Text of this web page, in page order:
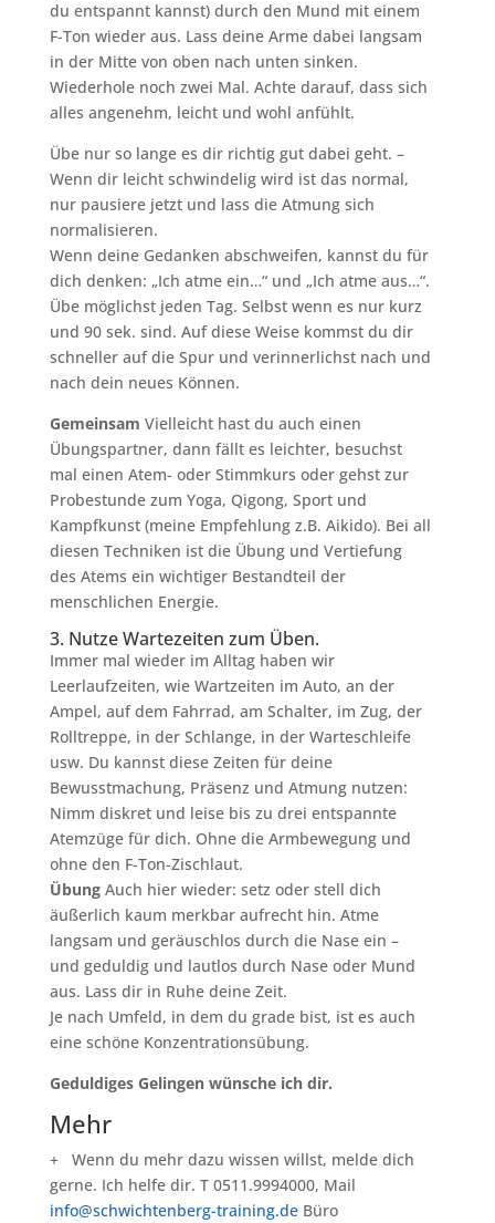
du entspannt kannst) durch den Mund mit einem
F-Ton wieder aus. Lass deine Arme dabei langsam
in der Mitte von oben nach unten sinken.
Wiederhole noch zwei Mal. Achte darauf, dass sich
alles angenehm, leicht und wohl anfühlt.
Übe nur so lange es dir richtig gut dabei geht. –
Wenn dir leicht schwindelig wird ist das normal,
nur pausiere jetzt und lass die Atmung sich
normalisieren.
Wenn deine Gedanken abschweifen, kannst du für
dich denken: „Ich atme ein…“ und „Ich atme aus…“.
Übe möglichst jeden Tag. Selbst wenn es nur kurz
und 90 sek. sind. Auf diese Weise kommst du dir
schneller auf die Spur und verinnerlichst nach und
nach dein neues Können.
Gemeinsam Vielleicht hast du auch einen
Übungspartner, dann fällt es leichter, besuchst
mal einen Atem- oder Stimmkurs oder gehst zur
Probestunde zum Yoga, Qigong, Sport und
Kampfkunst (meine Empfehlung z.B. Aikido). Bei all
diesen Techniken ist die Übung und Vertiefung
des Atems ein wichtiger Bestandteil der
menschlichen Energie.
3. Nutze Wartezeiten zum Üben.
Immer mal wieder im Alltag haben wir
Leerlaufzeiten, wie Wartzeiten im Auto, an der
Ampel, auf dem Fahrrad, am Schalter, im Zug, der
Rolltreppe, in der Schlange, in der Warteschleife
usw. Du kannst diese Zeiten für deine
Bewusstmachung, Präsenz und Atmung nutzen:
Nimm diskret und leise bis zu drei entspannte
Atemzüge für dich. Ohne die Armbewegung und
ohne den F-Ton-Zischlaut.
ÜbungAuch hier wieder: setz oder stell dich
äußerlich kaum merkbar aufrecht hin. Atme
langsam und geräuschlos durch die Nase ein –
und geduldig und lautlos durch Nase oder Mund
aus. Lass dir in Ruhe deine Zeit.
Je nach Umfeld, in dem du grade bist, ist es auch
eine schöne Konzentrationsübung.
Geduldiges Gelingen wünsche ich dir.
Mehr
+ Wenn du mehr dazu wissen willst, melde dich
gerne. Ich helfe dir. T 0511.9994000, Mail
info@schwichtenberg-training.deBüro